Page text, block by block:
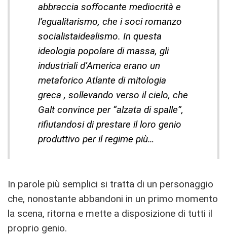
abbraccia soffocante mediocrità e
l’egualitarismo, che i soci romanzo
socialistaidealismo. In questa
ideologia popolare di massa, gli
industriali d’America erano un
metaforico Atlante di mitologia
greca , sollevando verso il cielo, che
Galt convince per “alzata di spalle”,
rifiutandosi di prestare il loro genio
produttivo per il regime più…
In parole più semplici si tratta di un personaggio
che, nonostante abbandoni in un primo momento
la scena, ritorna e mette a disposizione di tutti il
proprio genio.